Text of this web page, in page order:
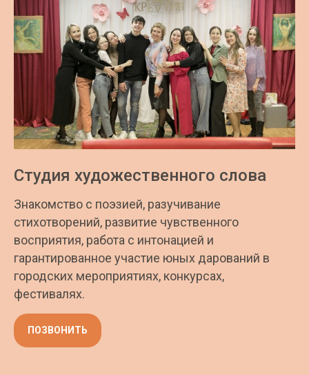
Студия художественного слова
Знакомство с поэзией, разучивание
стихотворений, развитие чувственного
восприятия, работа с интонацией и
гарантированное участие юных дарований в
городских мероприятиях, конкурсах,
фестивалях.
ПОЗВОНИТЬ